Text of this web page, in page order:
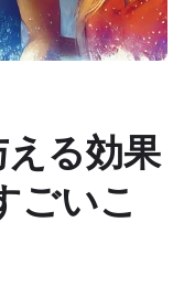
る効果
ごいこ